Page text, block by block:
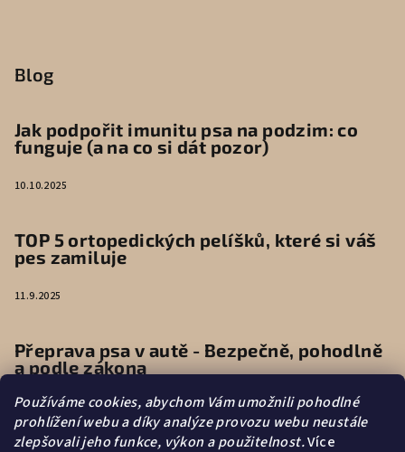
Používáme cookies, abychom Vám umožnili pohodlné
prohlížení webu a díky analýze provozu webu neustále
zlepšovali jeho funkce, výkon a použitelnost.Více
Blog
Jak podpořit imunitu psa na podzim: co
funguje (a na co si dát pozor)
10.10.2025
TOP 5 ortopedických pelíšků, které si váš
pes zamiluje
11.9.2025
Přeprava psa v autě - Bezpečně, pohodlně
a podle zákona
9.6.2025